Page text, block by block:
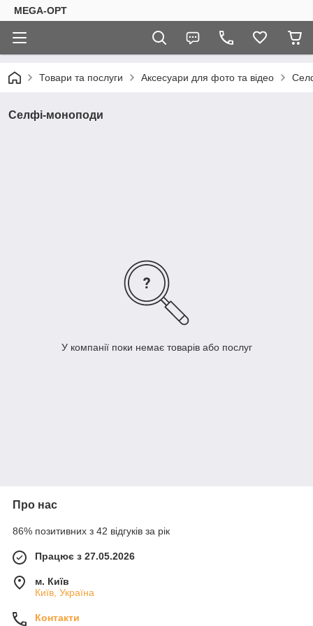
MEGA-OPT
Товари та послуги Аксесуари для фото та відео
Селфi-моноподи
У компанії поки немає товарів або послуг
Про нас
86% позитивних з 42 відгуків за рік
Працює з 27.05.2026
м. Київ
Київ, Україна
Контакти